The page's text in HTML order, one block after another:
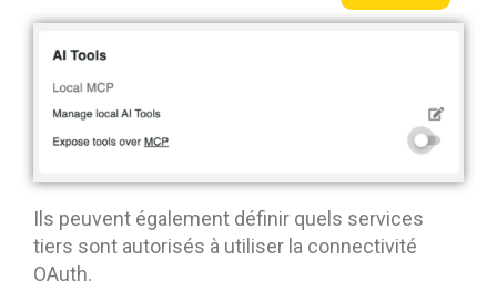
Ils peuvent également définir quels services
tiers sont autorisés à utiliser la connectivité
OAuth.